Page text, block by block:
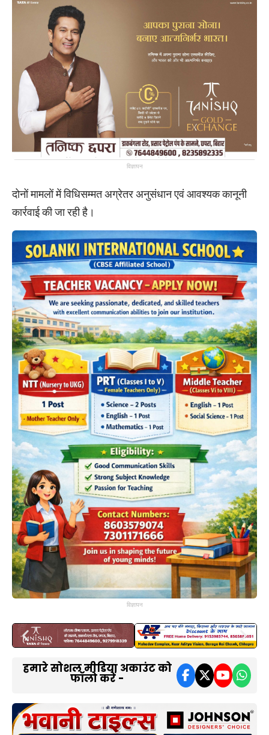
विज्ञापन
दोनों मामलों में विधिसम्मत अग्रेतर अनुसंधान एवं आवश्यक कानूनी
कार्रवाई की जा रही है।
विज्ञापन
हमारे सोशल मीडिया अकाउंट को
फॉलो करें -